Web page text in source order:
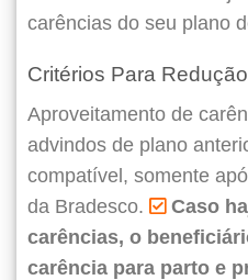
carências do seu plano
Critérios Para
Aproveitamento de
advindos de plano
compatível, somente
da Bradesco.
Caso
carências, o
carência para parto e